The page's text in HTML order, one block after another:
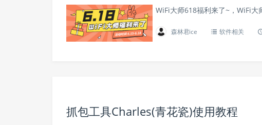
WiFi大师618福利来了~，WiFi大
森林君ice 软件相关
抓包工具Charles(青花瓷)使用教程